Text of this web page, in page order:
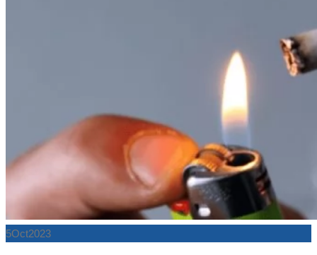
5Oct2023